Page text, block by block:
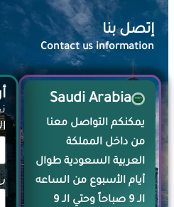
إتصل بنا
Contact us information​
Saudi Arabia
يمكنكم التواصل معنا
من داخل المملكة
العربية السعودية طوال
أيام الأسبوع من الساعه
الـ 9 صباحاً وحتي الـ 9